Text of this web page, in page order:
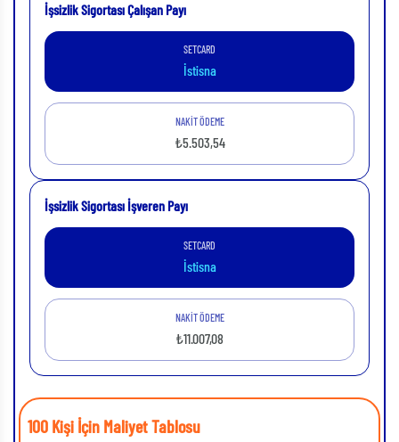
İşsizlik Sigortası Çalışan Payı
SETCARD
İstisna
NAKİT ÖDEME
₺5.503,54
İşsizlik Sigortası İşveren Payı
SETCARD
İstisna
NAKİT ÖDEME
₺11.007,08
100 Kişi İçin Maliyet Tablosu